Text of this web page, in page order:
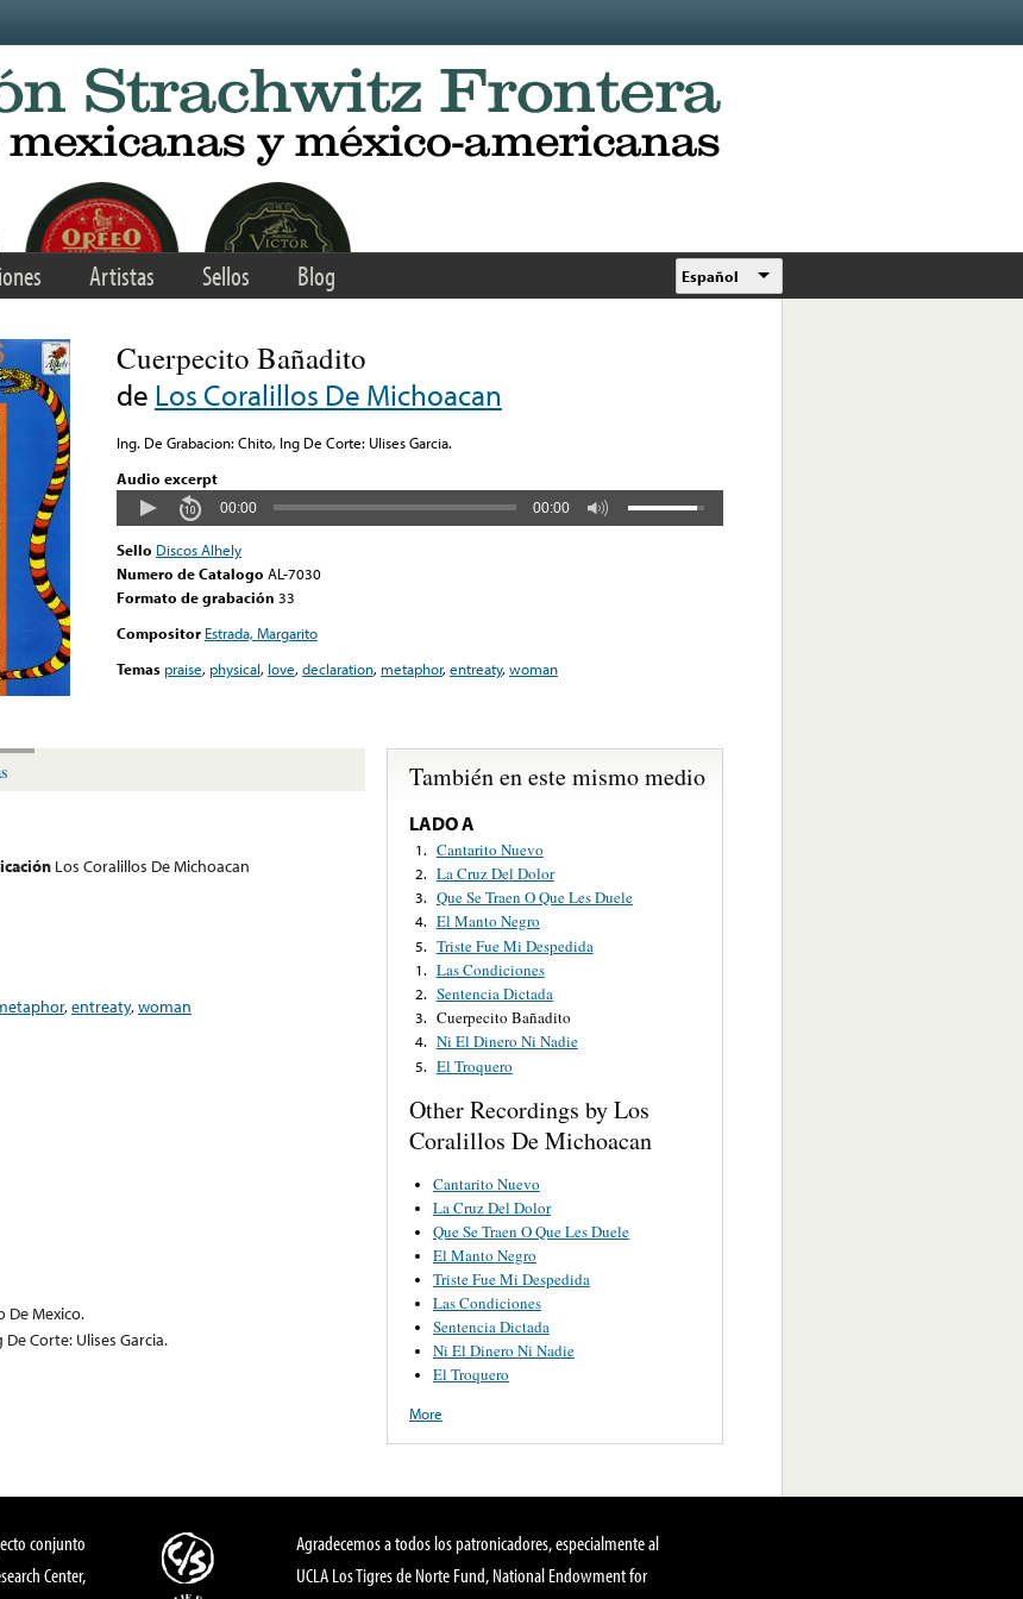
Artistas Sellos Blog Español
Cuerpecito Bañadito
de Los Coralillos De Michoacan
Ing. De Grabacion: Chito, Ing De Corte: Ulises Garcia.
Audio excerpt
00:00 00:00
Sello Discos Alhely
Numero de Catalogo AL-7030
Formato de grabación 33
Compositor Estrada, Margarito
Temas praise, physical, love,declaration, metaphor,entreaty,woman
Los Coralillos De Michoacan
,entreaty,woman
De Mexico.
Corte: Ulises Garcia.
También en este mismo medio
LADO A
1. Cantarito Nuevo
2. La Cruz Del Dolor
3. Que Se Traen O Que Les Duele
4. El Manto Negro
5. Triste Fue Mi Despedida
1. Las Condiciones
2. Sentencia Dictada
3. Cuerpecito Bañadito
4. Ni El Dinero Ni Nadie
5. El Troquero
Other Recordings by Los
Coralillos De Michoacan
Cantarito Nuevo
La Cruz Del Dolor
Que Se Traen O Que Les Duele
El Manto Negro
Triste Fue Mi Despedida
Las Condiciones
Sentencia Dictada
Ni El Dinero Ni Nadie
El Troquero
More
conjunto
Center,
Agradecemos a todos los patronicadores, especialmente al
UCLA Los Tigres de Norte Fund, National Endowment for